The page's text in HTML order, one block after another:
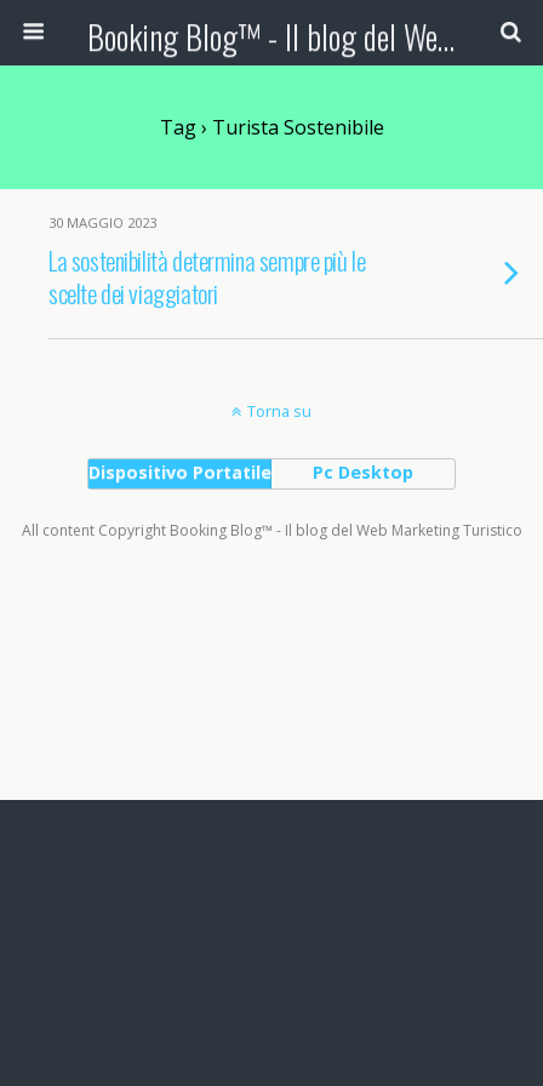
Booking Blog™ - Il blog del Web Marketing Turistico
Tag › Turista Sostenibile
30 MAGGIO 2023
La sostenibilità determina sempre più le
scelte dei viaggiatori
Torna su
Dispositivo Portatile Pc Desktop
All content Copyright Booking Blog™ - Il blog del Web Marketing Turistico